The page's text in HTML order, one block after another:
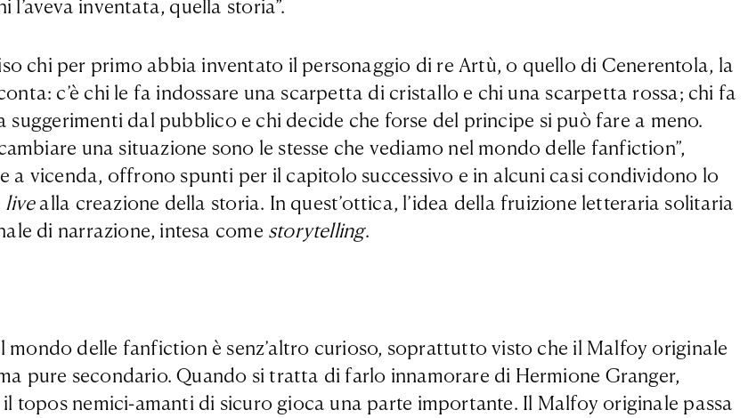
l’aveva inventata, quella storia”.
chi per primo abbia inventato il personaggio di re Artù, o quello di Cenerentola, la
c’è chi le fa indossare una scarpetta di cristallo e chi una scarpetta rossa; chi fa
dal pubblico e chi decide che forse del principe si può fare a meno.
una situazione sono le stesse che vediamo nel mondo delle fanfiction”,
a vicenda, offrono spunti per il capitolo successivo e in alcuni casi condividono lo
livealla creazione della storia. In quest’ottica, l’idea della fruizione letteraria solitaria
di narrazione, intesa come storytelling.
delle fanfiction è senz’altro curioso, soprattutto visto che il Malfoy originale
pure secondario. Quando si tratta di farlo innamorare di Hermione Granger,
topos nemici-amanti di sicuro gioca una parte importante. Il Malfoy originale passa